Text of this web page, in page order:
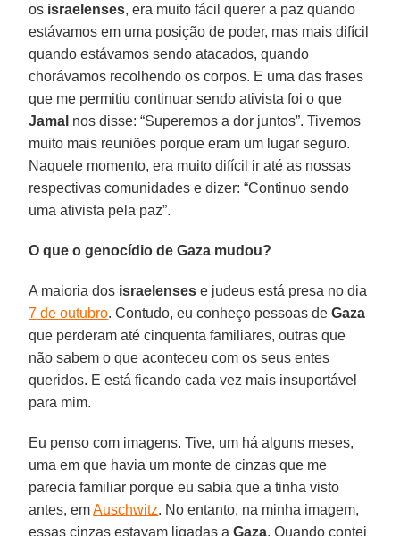
os israelenses, era muito fácil querer a paz quando
estávamos em uma posição de poder, mas mais difícil
quando estávamos sendo atacados, quando
chorávamos recolhendo os corpos. E uma das frases
que me permitiu continuar sendo ativista foi o que
Jamal nos disse: “Superemos a dor juntos”. Tivemos
muito mais reuniões porque eram um lugar seguro.
Naquele momento, era muito difícil ir até as nossas
respectivas comunidades e dizer: “Continuo sendo
uma ativista pela paz”.
O que o genocídio de Gaza mudou?
A maioria dos israelenses e judeus está presa no dia
7 de outubro. Contudo, eu conheço pessoas deGaza
que perderam até cinquenta familiares, outras que
não sabem o que aconteceu com os seus entes
queridos. E está ficando cada vez mais insuportável
para mim.
Eu penso com imagens. Tive, um há alguns meses,
uma em que havia um monte de cinzas que me
parecia familiar porque eu sabia que a tinha visto
antes, emAuschwitz. No entanto, na minha imagem,
essas cinzas estavam ligadas aGaza. Quando contei